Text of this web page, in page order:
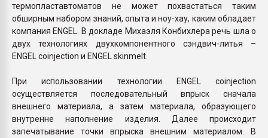
термопластавтоматов не может похвастаться таким
обширным набором знаний, опыта и ноу-хау, каким обладает
компания ENGEL. В докладе Михаэля Конбихлера речь шла о
двух технологиях двухкомпонентного сэндвич-литья –
ENGEL coinjection и ENGEL skinmelt.
При использовании технологии ENGEL coinjection
осуществляется последовательный впрыск сначала
внешнего материала, а затем материала, образующего
внутренне наполнение изделия. Далее происходит
запечатывание точки впрыска внешним материалом. В